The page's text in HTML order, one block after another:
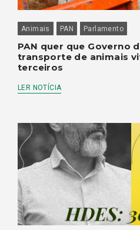
Animais PAN Parlamento
PAN quer que Governo
transporte de animais
terceiros
LER NOTÍCIA